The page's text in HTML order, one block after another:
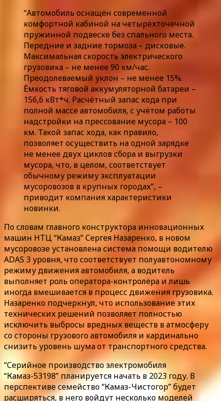
“Автомобиль оснащён современной
комфортной кабиной на четырёхточечной
пружинной подвеске без спального места.
Передние и задние тормоза – дисковые.
Максимальная скорость электрического
грузовика – не менее 90 км/час.
Преодолеваемый уклон – не менее 15%.
Ёмкость тяговой аккумуляторной батареи –
156,6 кВт*ч. Расчётный запас хода при
полной массе автомобиля, с учётом работы
надстройки на прессование мусора – 100
км. Такой запас хода, как правило,
позволяет осуществить на одной зарядке
не менее двух циклов сбора и выгрузки
мусора, что, в целом, соответствует
обычному режиму эксплуатации
мусоровозов в крупных городах”, –
приводит компания характеристики
новинки.
По словам главного конструктора инновационных
машин НТЦ “Камаз” Сергея Назаренко, в новом
мусоровозе установлена система помощи водителю
ADAS 3 уровня, что соответствует полуавтономному
режиму движения автомобиля, а водитель
выполняет роль оператора-контролёра и лишь
иногда вмешивается в процесс движения грузовика.
Назаренко подчеркнул, что использование этих
технических решений позволяет полностью
исключить выбросы вредных веществ в атмосферу
со стороны грузового автомобиля и кардинально
снизить уровень шума от транспортного средства.
“Серийное производство электромобиля
“Камаз-53198” планируется начать в 2023 году. В
перспективе семейство “Камаз-Чистогор” будет
расширяться, в него войдут несколько моделей